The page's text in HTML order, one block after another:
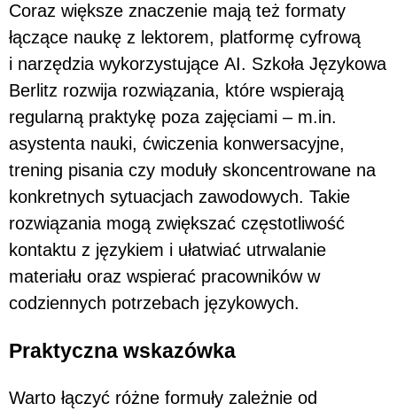
Coraz większe znaczenie mają też formaty
łączące naukę z lektorem, platformę cyfrową
i narzędzia wykorzystujące AI. Szkoła Językowa
Berlitz rozwija rozwiązania, które wspierają
regularną praktykę poza zajęciami – m.in.
asystenta nauki, ćwiczenia konwersacyjne,
trening pisania czy moduły skoncentrowane na
konkretnych sytuacjach zawodowych. Takie
rozwiązania mogą zwiększać częstotliwość
kontaktu z językiem i ułatwiać utrwalanie
materiału oraz wspierać pracowników w
codziennych potrzebach językowych.
Praktyczna wskazówka
Warto łączyć różne formuły zależnie od